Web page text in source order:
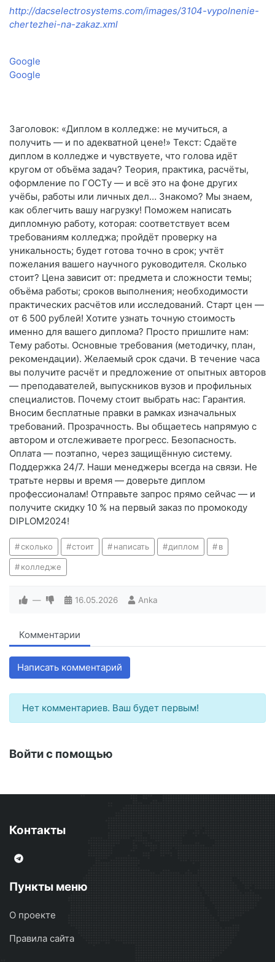
http://dacselectrosystems.com/images/3104-vypolnenie-
chertezhei-na-zakaz.xml
Google
Google
Заголовок: «Диплом в колледже: не мучиться, а
получить — и по адекватной цене!» Текст: Сдаёте
диплом в колледже и чувствуете, что голова идёт
кругом от объёма задач? Теория, практика, расчёты,
оформление по ГОСТу — и всё это на фоне других
учёбы, работы или личных дел… Знакомо? Мы знаем,
как облегчить вашу нагрузку! Поможем написать
дипломную работу, которая: соответствует всем
требованиям колледжа; пройдёт проверку на
уникальность; будет готова точно в срок; учтёт
пожелания вашего научного руководителя. Сколько
стоит? Цена зависит от: предмета и сложности темы;
объёма работы; сроков выполнения; необходимости
практических расчётов или исследований. Старт цен —
от 6 500 рублей! Хотите узнать точную стоимость
именно для вашего диплома? Просто пришлите нам:
Тему работы. Основные требования (методичку, план,
рекомендации). Желаемый срок сдачи. В течение часа
вы получите расчёт и предложение от опытных авторов
— преподавателей, выпускников вузов и профильных
специалистов. Почему стоит выбрать нас: Гарантия.
Вносим бесплатные правки в рамках изначальных
требований. Прозрачность. Вы общаетесь напрямую с
автором и отслеживаете прогресс. Безопасность.
Оплата — поэтапно, через защищённую систему.
Поддержка 24/7. Наши менеджеры всегда на связи. Не
тратьте нервы и время — доверьте диплом
профессионалам! Отправьте запрос прямо сейчас — и
получите скидку 10 % на первый заказ по промокоду
DIPLOM2024!
сколько стоит написать диплом в
колледже
— 16.05.2026 Anka
Комментарии
Написать комментарий
Нет комментариев. Ваш будет первым!
Войти с помощью
Контакты
Пункты меню
О проекте
Правила сайта